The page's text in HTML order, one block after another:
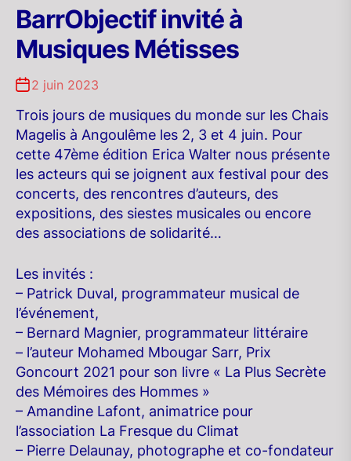
BarrObjectif invité à
Musiques Métisses
2 juin 2023
Trois jours de musiques du monde sur les Chais
Magelis à Angoulême les 2, 3 et 4 juin. Pour
cette 47ème édition Erica Walter nous présente
les acteurs qui se joignent aux festival pour des
concerts, des rencontres d’auteurs, des
expositions, des siestes musicales ou encore
des associations de solidarité…
Les invités :
– Patrick Duval, programmateur musical de
l’événement,
– Bernard Magnier, programmateur littéraire
– l’auteur Mohamed Mbougar Sarr, Prix
Goncourt 2021 pour son livre « La Plus Secrète
des Mémoires des Hommes »
– Amandine Lafont, animatrice pour
l’association La Fresque du Climat
– Pierre Delaunay, photographe et co-fondateur